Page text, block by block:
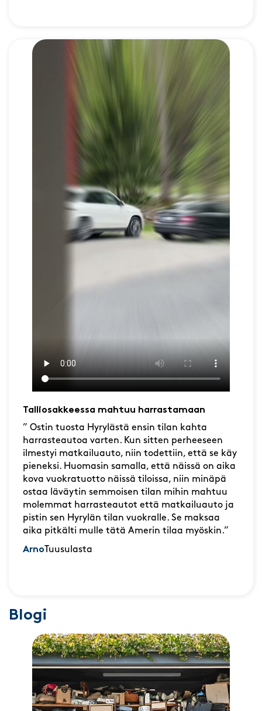
Talliosakkeessa mahtuu harrastamaan
” Ostin tuosta Hyrylästä ensin tilan kahta
harrasteautoa varten. Kun sitten perheeseen
ilmestyi matkailuauto, niin todettiin, että se käy
pieneksi. Huomasin samalla, että näissä on aika
kova vuokratuotto näissä tiloissa, niin minäpä
ostaa läväytin semmoisen tilan mihin mahtuu
molemmat harrasteautot että matkailuauto ja
pistin sen Hyrylän tilan vuokralle. Se maksaa
aika pitkälti mulle tätä Amerin tilaa myöskin.”
Arno Tuusulasta
Blogi